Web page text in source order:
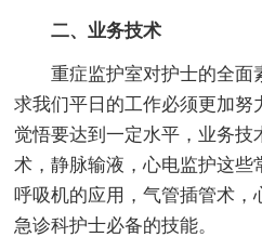
二、业务技术
重症监护室对护士的全面
求我们平日的工作必须更加努
觉悟要达到一定水平，业务技
术，静脉输液，心电监护这些
呼吸机的应用，气管插管术，
急诊科护士必备的技能。